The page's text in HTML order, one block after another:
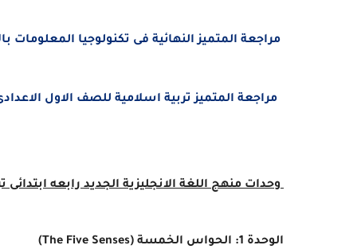
مراجعة المتميزالنهائية فى تكنولوجيا المعلومات
مراجعة المتميزتربية اسلامية للصف الاول الاعدادى
وحدات منهج اللغة الانجليزية الجديد رابعه ابتدائى ترم
الوحدة 1: الحواس الخمسة (The Five Senses)